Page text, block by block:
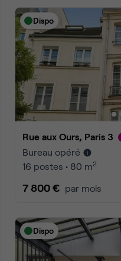
Dispo
Rue aux Ours, Paris 3
Bureau opéré
16 postes • 80 m2
7 800 € par mois
Dispo